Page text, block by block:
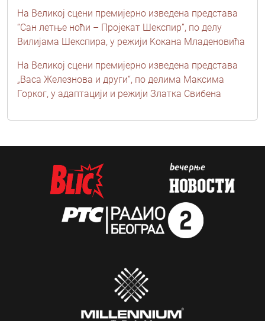
На Великој сцени премијерно изведена представа
“Сан летње ноћи – Пројекат Шекспир”, по делу
Вилијама Шекспира, у режији Kокана Младеновића
На Великој сцени премијерно изведена представа
„Васа Железнова и други“, по делима Максима
Горког, у адаптацији и режији Златка Свибена